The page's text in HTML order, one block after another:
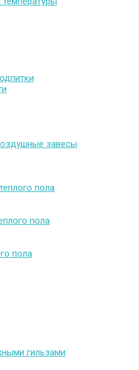
завесы
пола
пола
пола
гильзами